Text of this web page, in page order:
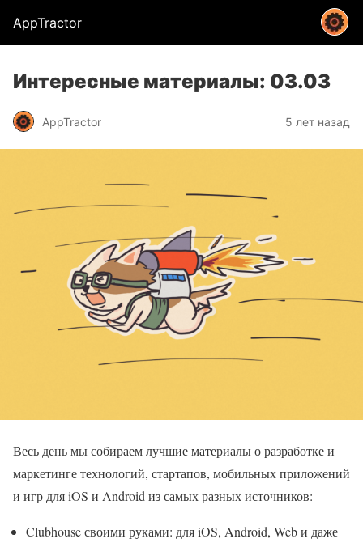
AppTractor
Интересные материалы: 03.03
AppTractor 5 лет назад
Весь день мы собираем лучшие материалы о разработке и
маркетинге технологий, стартапов, мобильных приложений
и игр для iOS и Android из самых разных источников:
Clubhouse своими руками: для iOS, Android, Web и даже